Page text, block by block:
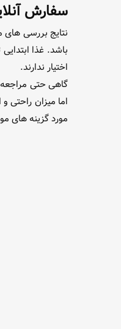
سفارش
نتایج بررسی
باشد. غذا
اختیار ندارند.
گاهی حتی
اما میزان راحتی
مورد گزینه های